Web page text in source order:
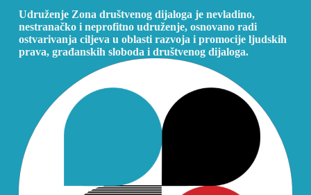
Udruženje Zona društvenog dijaloga je nevladino,
nestranačko i neprofitno udruženje, osnovano radi
ostvarivanja ciljeva u oblasti razvoja i promocije ljudskih
prava, građanskih sloboda i društvenog dijaloga.